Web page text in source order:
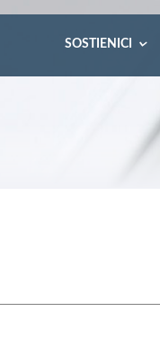
SOSTIENICI